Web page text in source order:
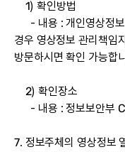
1) 확인방법
- 내용 : 개인영상정보
경우 영상정보 관리책임
방문하시면 확인 가능합
2) 확인장소
- 내용 : 정보보안부
7. 정보주체의 영상정보